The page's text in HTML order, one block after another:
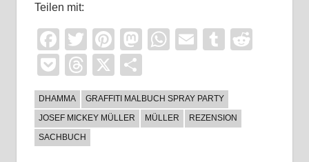
Teilen mit:
Facebook
TwitterPinterest
Mastodon
WhatsApp
EmailTumblr
PocketThreads
X
DHAMMA
GRAFFITI MALBUCH SPRAY PARTY
JOSEF MICKEY MÜLLER
MÜLLER
REZENSION
SACHBUCH